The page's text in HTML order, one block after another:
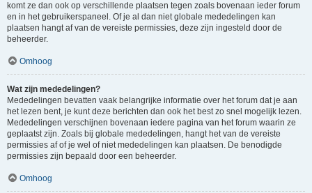
komt ze dan ook op verschillende plaatsen tegen zoals bovenaan ieder forum
en in het gebruikerspaneel. Of je al dan niet globale mededelingen kan
plaatsen hangt af van de vereiste permissies, deze zijn ingesteld door de
beheerder.
Omhoog
Wat zijn mededelingen?
Mededelingen bevatten vaak belangrijke informatie over het forum dat je aan
het lezen bent, je kunt deze berichten dan ook het best zo snel mogelijk lezen.
Mededelingen verschijnen bovenaan iedere pagina van het forum waarin ze
geplaatst zijn. Zoals bij globale mededelingen, hangt het van de vereiste
permissies af of je wel of niet mededelingen kan plaatsen. De benodigde
permissies zijn bepaald door een beheerder.
Omhoog